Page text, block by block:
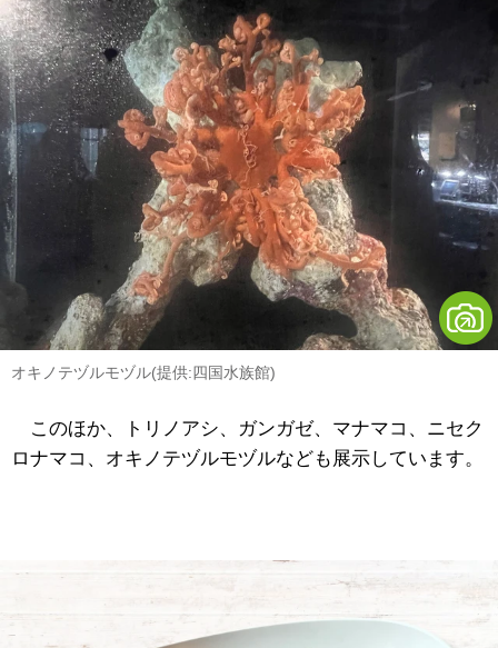
オキノテヅルモヅル(提供:四国水族館)
このほか、 トリノアシ、ガンガゼ、 マナマコ、ニセク
ロナマコ、オキノテヅルモヅルなども展示しています。